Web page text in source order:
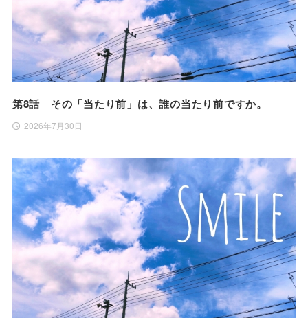
第8話 その「当たり前」は、誰の当たり前ですか。
2026年7月30日